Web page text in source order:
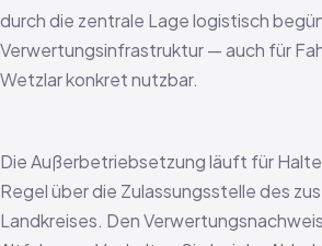
durch die zentrale Lage logistisch
Verwertungsinfrastruktur — auch für
Wetzlar konkret nutzbar.
Die Außerbetriebsetzung läuft für
Regel über die Zulassungsstelle des
Landkreises. Den